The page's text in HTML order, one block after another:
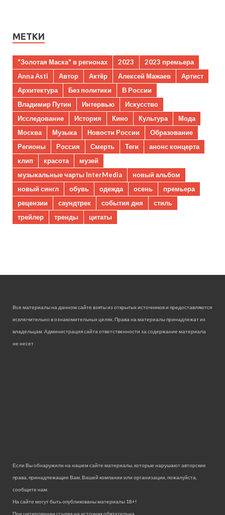
МЕТКИ
"Золотая Маска" в регионах 2023
2023 премьера
Anna Asti
Автор Актёр Алексей Мажаев
Артист
Архитектура
Без политики
В России
Владимир Путин
Интервью
Искусство
Исследование
История Кино Культура
Мода
Москва
Музыка Новости России
Образование
Регионы
Россия Смерть Теги
анонс концерта
клип
красота
музей
музыкальные чарты InterMedia
новый альбом
новый сингл
обувь одежда осень
премьера
рецензии
саундтрек события дня
стиль
трейлер
тренды цитаты
Все материалы на данном сайте взяты из открытых источников и предоставляются
исключительно в ознакомительных целях. Права на материалы принадлежат их
владельцам. Администрация сайта ответственности за содержание материала
не несет.
Если Вы обнаружили на нашем сайте материалы, которые нарушают авторские
права, принадлежащие Вам, Вашей компании или организации, пожалуйста,
сообщите нам.
На сайте могут быть опубликованы материалы 18+!
При цитировании ссылка на источник обязательна.